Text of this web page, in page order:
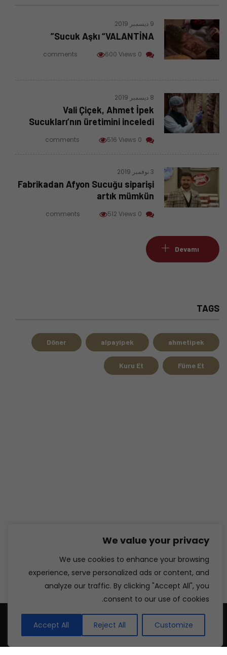
We value your privacy
We use cookies to enhance your browsing
experience, serve personalized ads or content, and
analyze our traffic. By clicking "Accept All", you
consent to our use of cookies.
Customize
Reject All
Accept All
9 ديسمبر 2019
Sucuk Aşkı “VALANTİNA”
0 comments
600 Views
8 ديسمبر 2019
Vali Çiçek, Ahmet İpek
Sucukları’nın üretimini inceledi
0 comments
516 Views
3 نوفمبر 2019
Fabrikadan Afyon Sucuğu siparişi
artık mümkün
0 comments
512 Views
Devamı
TAGS
ahmetipek
alpayipek
Döner
Füme Et
Kuru Et